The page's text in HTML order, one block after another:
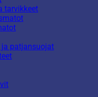
tarvikkeet
patjansuojat